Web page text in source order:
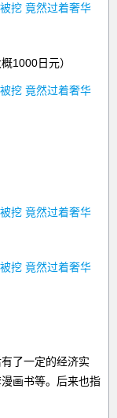
1000日元）
了一定的经济实
画书等。后来也指